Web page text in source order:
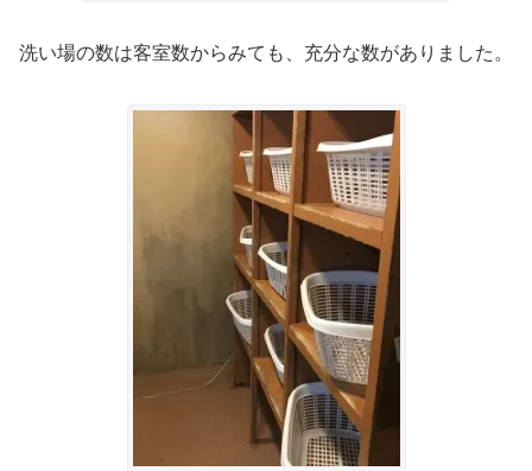
洗い場の数は客室数からみても、充分な数がありました。